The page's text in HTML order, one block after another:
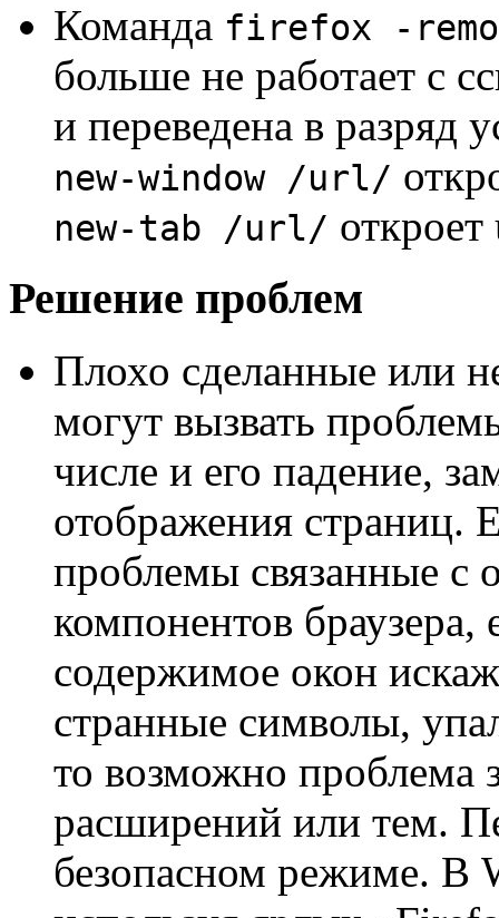
Команда firefox -
больше не работает с
и переведена в разряд
new-window /url/
new-tab /url/
Решение проблем
Плохо сделанные или
могут вызвать
числе и его падение,
отображения страниц.
проблемы связанные с
компонентов браузера,
содержимое окон
странные символы,
то возможно проблема
расширений или тем.
безопасном режиме. В